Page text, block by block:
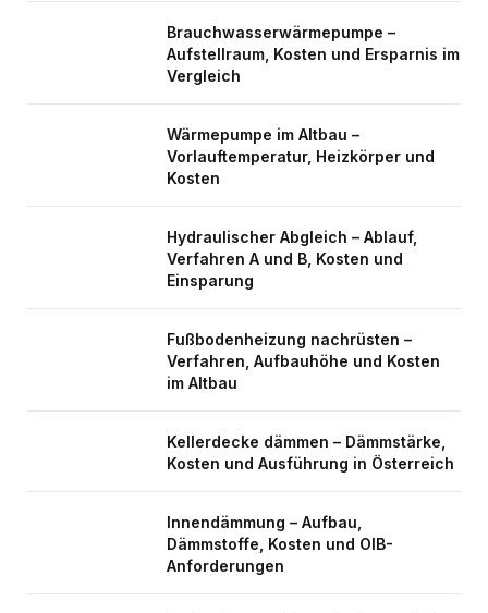
Brauchwasserwärmepumpe –
Aufstellraum, Kosten und Ersparnis im
Vergleich
Wärmepumpe im Altbau –
Vorlauftemperatur, Heizkörper und
Kosten
Hydraulischer Abgleich – Ablauf,
Verfahren A und B, Kosten und
Einsparung
Fußbodenheizung nachrüsten –
Verfahren, Aufbauhöhe und Kosten
im Altbau
Kellerdecke dämmen – Dämmstärke,
Kosten und Ausführung in Österreich
Innendämmung – Aufbau,
Dämmstoffe, Kosten und OIB-
Anforderungen